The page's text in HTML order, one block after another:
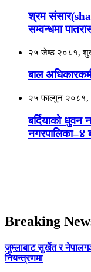
श्रम
सम्वन्धमा
२५ जेष्ठ २०८१,
बाल
२५ फाल्गुन २०८१,
बर्दियाको धुवन
नगरपालिका–४
Breaking
जुम्लाबाट सुर्खेत र
नियन्त्रणमा